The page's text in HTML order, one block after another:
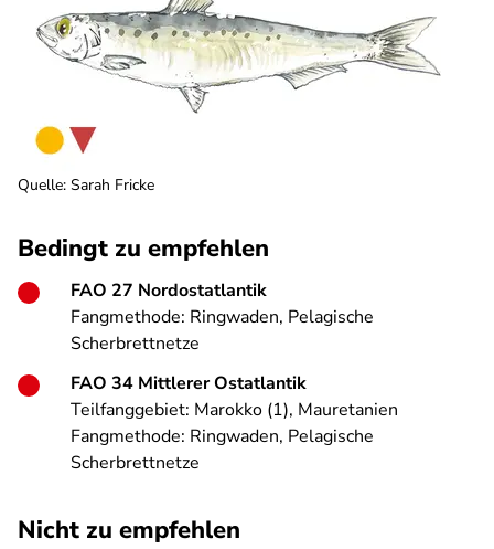
Quelle: Sarah Fricke
Bedingt zu empfehlen
FAO 27 Nordostatlantik
Fangmethode: Ringwaden, Pelagische
Scherbrettnetze
FAO 34 Mittlerer Ostatlantik
Teilfanggebiet: Marokko (1), Mauretanien
Fangmethode: Ringwaden, Pelagische
Scherbrettnetze
Nicht zu empfehlen